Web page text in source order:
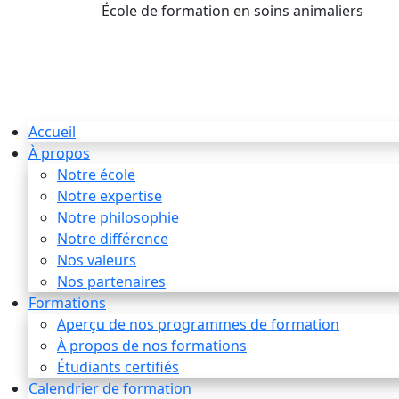
École de formation en soins animaliers
Accueil
À propos
Notre école
Notre expertise
Notre philosophie
Notre différence
Nos valeurs
Nos partenaires
Formations
Aperçu de nos programmes de formation
À propos de nos formations
Étudiants certifiés
Calendrier de formation